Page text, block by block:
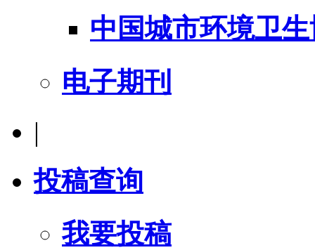
中国城市环境卫
电子期刊
|
投稿查询
我要投稿